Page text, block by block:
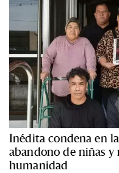
Inédita condena en
abandono de niñas y
humanidad